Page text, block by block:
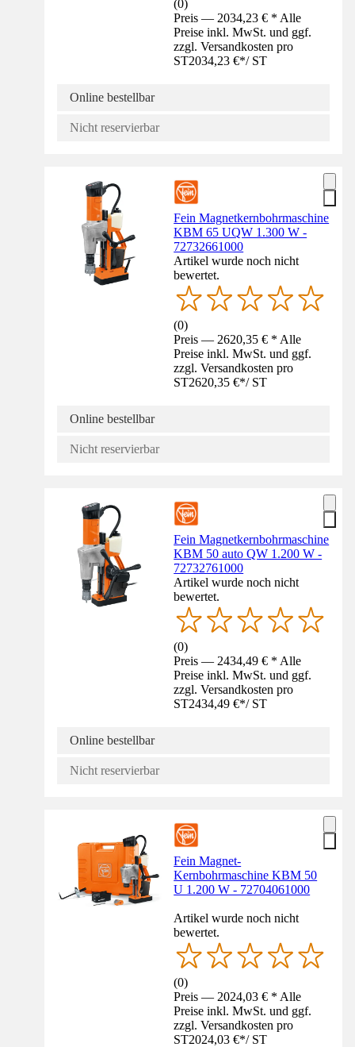
(0)
Preis — 2034,23 € * Alle
Preise inkl. MwSt. und ggf.
zzgl. Versandkosten pro
ST2034,23 €*/ ST
Online bestellbar
Nicht reservierbar
Fein Magnetkernbohrmaschine
KBM 65 UQW 1.300 W -
72732661000
Artikel wurde noch nicht
bewertet.
(0)
Preis — 2620,35 € * Alle
Preise inkl. MwSt. und ggf.
zzgl. Versandkosten pro
ST2620,35 €*/ ST
Online bestellbar
Nicht reservierbar
Fein Magnetkernbohrmaschine
KBM 50 auto QW 1.200 W -
72732761000
Artikel wurde noch nicht
bewertet.
(0)
Preis — 2434,49 € * Alle
Preise inkl. MwSt. und ggf.
zzgl. Versandkosten pro
ST2434,49 €*/ ST
Online bestellbar
Nicht reservierbar
Fein Magnet-
Kernbohrmaschine KBM 50
U 1.200 W - 72704061000
Artikel wurde noch nicht
bewertet.
(0)
Preis — 2024,03 € * Alle
Preise inkl. MwSt. und ggf.
zzgl. Versandkosten pro
ST2024,03 €*/ ST